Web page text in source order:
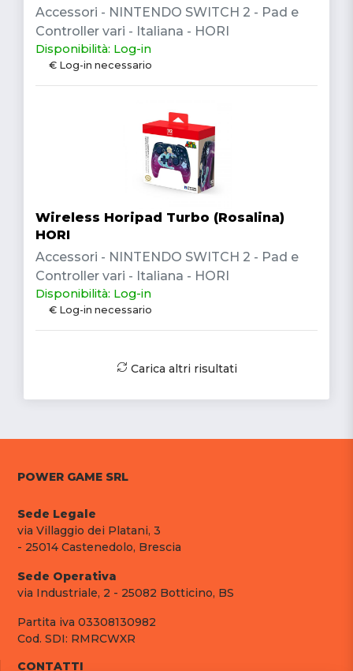
Accessori - NINTENDO SWITCH 2 - Pad e
Controller vari - Italiana - HORI
Disponibilità: Log-in
€ Log-in necessario
Wireless Horipad Turbo (Rosalina)
HORI
Accessori - NINTENDO SWITCH 2 - Pad e
Controller vari - Italiana - HORI
Disponibilità: Log-in
€ Log-in necessario
Carica altri risultati
POWER GAME SRL
Sede Legale
via Villaggio dei Platani, 3
- 25014 Castenedolo, Brescia
Sede Operativa
via Industriale, 2 - 25082 Botticino, BS
Partita iva 03308130982
Cod. SDI: RMRCWXR
CONTATTI